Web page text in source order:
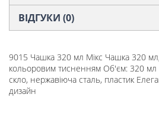
ВІДГУКИ (0)
9015 Чашка 320 мл Мікс Чашка 320 мл,
кольоровим тисненням Об'єм: 320 мл
скло, нержавіюча сталь, пластик
дизайн